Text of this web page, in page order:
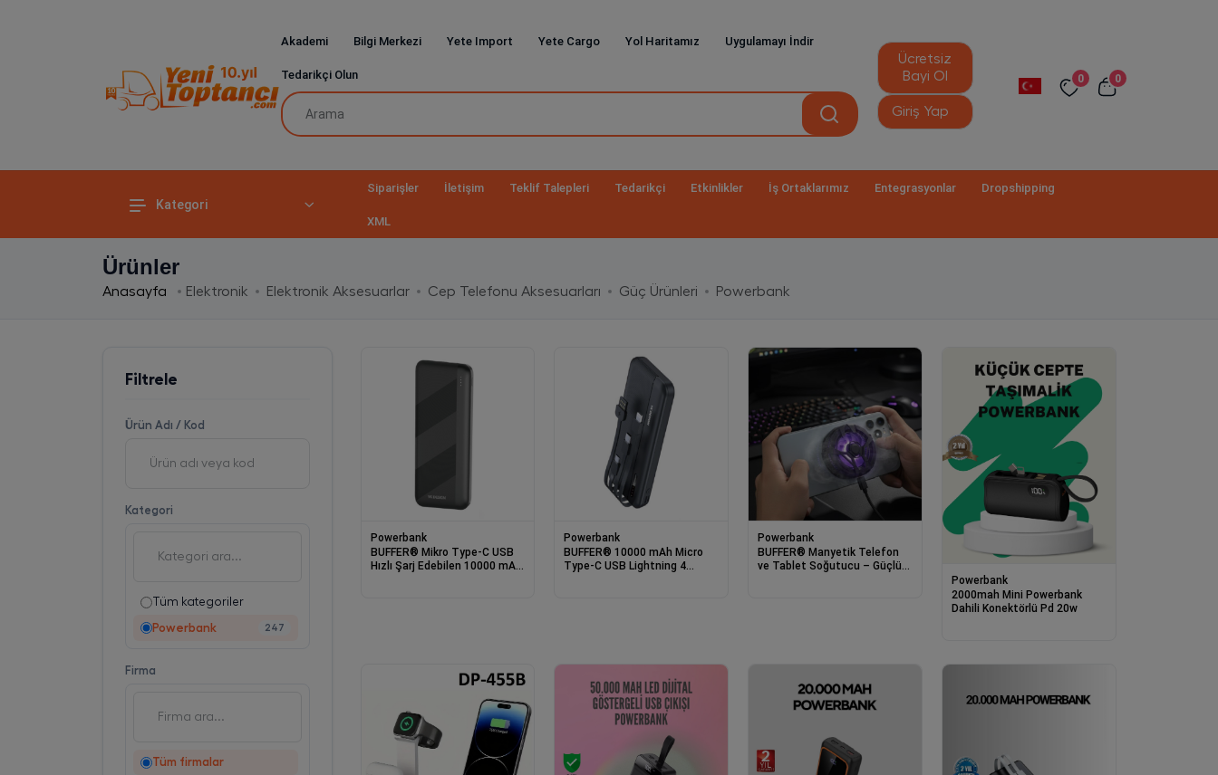
Akademi Bilgi Merkezi Yete Import Yete Cargo Yol Haritamız Uygulamayı İndir
Tedarikçi Olun
Ücretsiz
Bayi Ol
Giriş Yap
0 0
Kategori
Siparişler İletişim Teklif Talepleri Tedarikçi Etkinlikler İş Ortaklarımız Entegrasyonlar Dropshipping
XML
Ürünler
Anasayfa Elektronik Elektronik Aksesuarlar Cep Telefonu Aksesuarları Güç Ürünleri Powerbank
Filtrele
Ürün Adı / Kod
Kategori
Tüm kategoriler
Powerbank 247
Firma
Tüm firmalar
Powerbank
BUFFER® Mikro Type-C USB
Hızlı Şarj Edebilen 10000 mAh
Powerbank
BUFFER® 10000 mAh Micro
Type-C USB Lightning 4
Powerbank
BUFFER® Manyetik Telefon
ve Tablet Soğutucu – Güçlü
Powerbank
2000mah Mini Powerbank
Dahili Konektörlü Pd 20w